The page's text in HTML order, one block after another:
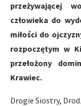
przeżywającej
człowieka do
miłości do
rozpoczętym w
przełożony
Krawiec.
Drogie Siostry,